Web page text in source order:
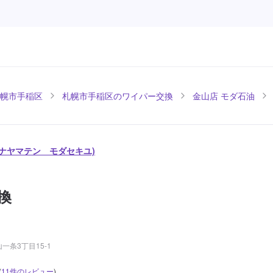
市手稲区 札幌市手稲区のワイパー交換 金山店 モダ石油
ヤマテン モダセキユ)
条3丁目15-1